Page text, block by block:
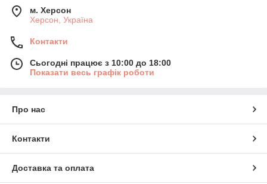
м. Херсон
Херсон, Україна
Контакти
Сьогодні працює з 10:00 до 18:00
Показати весь графік роботи
Про нас
Контакти
Доставка та оплата